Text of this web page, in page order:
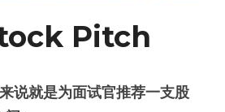
Pitch
说就是为面试官推荐一支股